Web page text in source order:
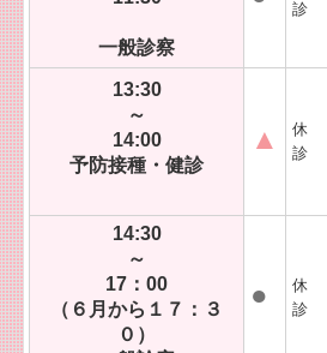
一般診察
診
13:30
～
14:00
予防接種・健診
▲
休
診
14:30
～
17：00
（６月から１７：３
０）
●
休
診